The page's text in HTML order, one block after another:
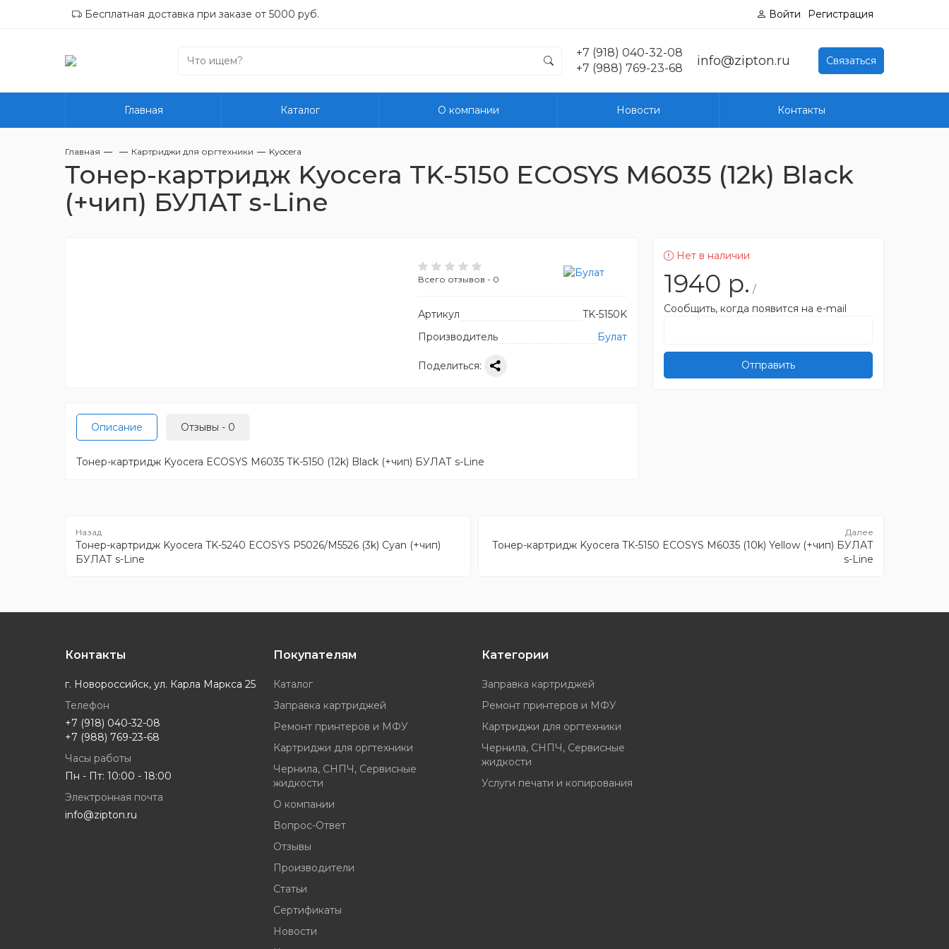
Бесплатная доставка при заказе от 5000 руб. Войти Регистрация
+7 (918) 040-32-08
+7 (988) 769-23-68
info@zipton.ru Связаться
Главная Каталог О компании Новости Контакты
Главная Картриджи для оргтехники Kyocera
Тонер-картридж Kyocera TK-5150 ECOSYS M6035 (12k) Black
(+чип) БУЛАТ s-Line
Всего отзывов - 0
Артикул
TK-5150K
Производитель
Булат
Поделиться:
Нет в наличии
1940 р. /
Сообщить, когда появится на e-mail
Отправить
Описание Отзывы - 0
Тонер-картридж Kyocera ECOSYS M6035 TK-5150 (12k) Black (+чип) БУЛАТ s-Line
Тонер-картридж Kyocera TK-5240 ECOSYS P5026/M5526 (3k) Cyan (+чип)
БУЛАТ s-Line
Тонер-картридж Kyocera TK-5150 ECOSYS M6035 (10k) Yellow (+чип) БУЛАТ
s-Line
Контакты
г. Новороссийск, ул. Карла Маркса 25
Телефон
+7 (918) 040-32-08
+7 (988) 769-23-68
Часы работы
Пн - Пт: 10:00 - 18:00
Электронная почта
info@zipton.ru
Покупателям
Каталог
Заправка картриджей
Ремонт принтеров и МФУ
Картриджи для оргтехники
Чернила, СНПЧ, Сервисные
жидкости
О компании
Вопрос-Ответ
Отзывы
Производители
Статьи
Сертификаты
Новости
Категории
Заправка картриджей
Ремонт принтеров и МФУ
Картриджи для оргтехники
Чернила, СНПЧ, Сервисные
жидкости
Услуги печати и копирования